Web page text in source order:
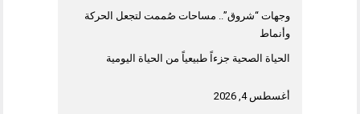
وجهات “شروق”.. مساحات صُممت لتجعل الحركة
وأنماط
الحياة الصحية جزءاً طبيعياً من الحياة اليومية
أغسطس 4, 2026